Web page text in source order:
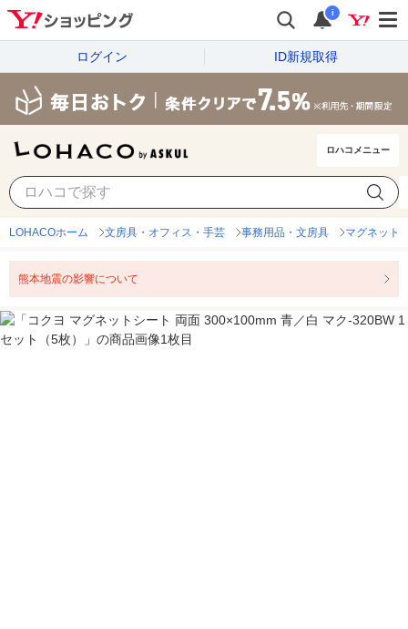
i
ログイン ID新規取得
ロハコメニュー
LOHACOホーム 文房具・オフィス・手芸 事務用品・文房具 マグネット
熊本地震の影響について